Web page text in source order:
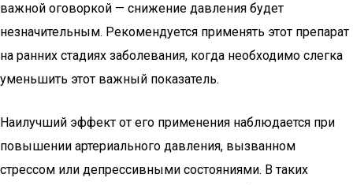
важной оговоркой — снижение давления будет
незначительным. Рекомендуется применять этот препарат
на ранних стадиях заболевания, когда необходимо слегка
уменьшить этот важный показатель.
Наилучший эффект от его применения наблюдается при
повышении артериального давления, вызванном
стрессом или депрессивными состояниями. В таких